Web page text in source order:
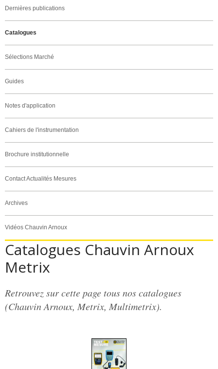
Dernières publications
Catalogues
Sélections Marché
Guides
Notes d'application
Cahiers de l'instrumentation
Brochure institutionnelle
Contact Actualités Mesures
Archives
Vidéos Chauvin Arnoux
Catalogues Chauvin Arnoux
Metrix
Retrouvez sur cette page tous nos catalogues
(Chauvin Arnoux, Metrix, Multimetrix).